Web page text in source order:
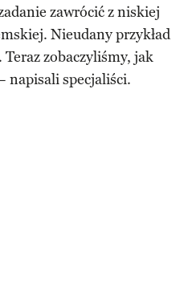
zawrócić z niskiej
Nieudany przykład
zobaczyliśmy, jak
napisali specjaliści.